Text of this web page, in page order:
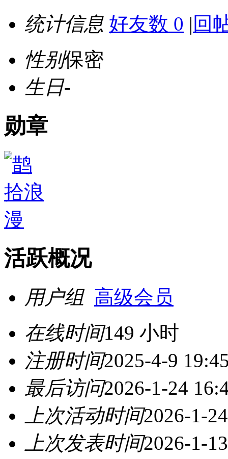
统计信息 好友数 0 | 回
性别保密
生日-
勋章
活跃概况
用户组 高级会员
在线时间149 小时
注册时间2025-4-9
最后访问2026-1-24
上次活动时间2026-1-
上次发表时间2026-1-